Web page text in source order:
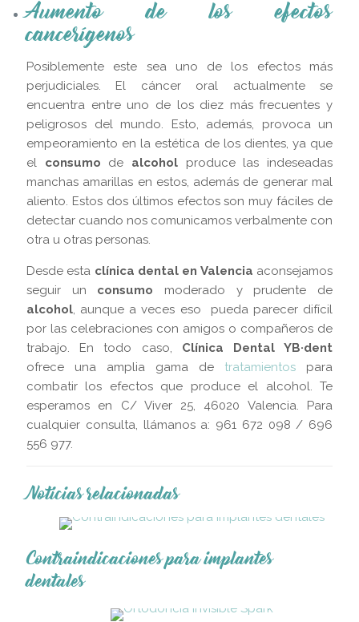
Aumento de los efectos
cancerígenos
Posiblemente este sea uno de los efectos más
perjudiciales. El cáncer oral actualmente se
encuentra entre uno de los diez más frecuentes y
peligrosos del mundo. Esto, además, provoca un
empeoramiento en la estética de los dientes, ya que
el consumo de alcohol produce las indeseadas
manchas amarillas en estos, además de generar mal
aliento. Estos dos últimos efectos son muy fáciles de
detectar cuando nos comunicamos verbalmente con
otra u otras personas.
Desde esta clínica dental en Valencia aconsejamos
seguir un consumo moderado y prudente de
alcohol, aunque a veces eso pueda parecer difícil
por las celebraciones con amigos o compañeros de
trabajo. En todo caso, Clínica Dental YB·dent
ofrece una amplia gama de tratamientos para
combatir los efectos que produce el alcohol. Te
esperamos en C/ Viver 25, 46020 Valencia. Para
cualquier consulta, llámanos a: 961 672 098 / 696
556 977.
Noticias relacionadas
Contraindicaciones para implantes
dentales